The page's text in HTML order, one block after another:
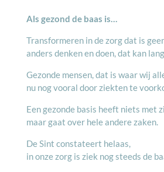
Als gezond de baas is…
Transformeren in de zorg dat is
anders denken en doen, dat kan
Gezonde mensen, dat is waar wij
nu nog vooral door ziekten te
Een gezonde basis heeft niets met
maar gaat over hele andere zaken.
De Sint constateert helaas,
in onze zorg is ziek nog steeds de